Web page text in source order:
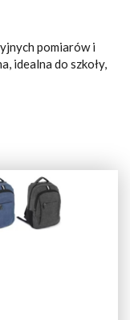
pomiarów i
idealna do szkoły,